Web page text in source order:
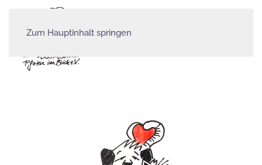
Zum Hauptinhalt springen